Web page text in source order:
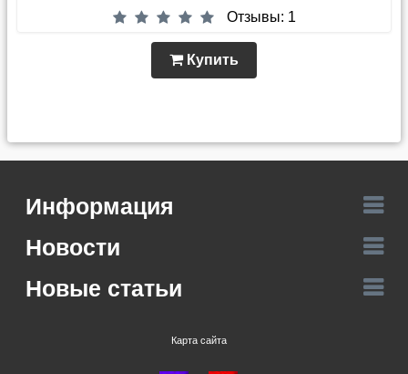
Отзывы: 1
Купить
Информация
Новости
Новые статьи
Карта сайта